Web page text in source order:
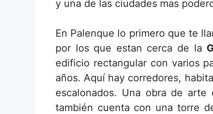
y una de las ciudades mas
En Palenque lo primero que te
por los que estan cerca de la
edificio rectangular con varios
años. Aquí hay corredores,
escalonados. Una obra de
también cuenta con una torre